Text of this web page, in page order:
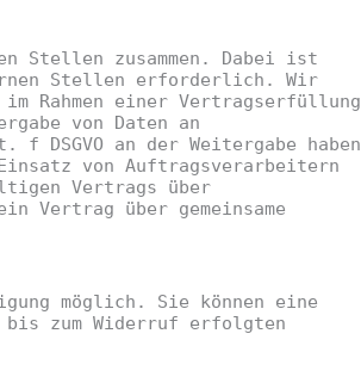
Stellen zusammen. Dabei ist
Stellen erforderlich. Wir
Rahmen einer Vertragserfüllung
von Daten an
an der Weitergabe haben
von Auftragsverarbeitern
Vertrags über
Vertrag über gemeinsame
möglich. Sie können eine
zum Widerruf erfolgten